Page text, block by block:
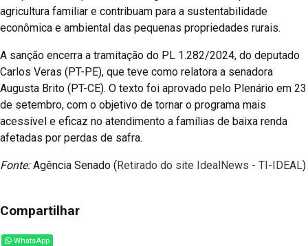
agricultura familiar e contribuam para a sustentabilidade
econômica e ambiental das pequenas propriedades rurais.
A sanção encerra a tramitação do PL 1.282/2024, do deputado
Carlos Veras (PT-PE), que teve como relatora a senadora
Augusta Brito (PT-CE). O texto foi aprovado pelo Plenário em 23
de setembro, com o objetivo de tornar o programa mais
acessível e eficaz no atendimento a famílias de baixa renda
afetadas por perdas de safra.
Fonte:Agência Senado (Retirado do site IdealNews - TI-IDEAL)
Compartilhar
WhatsApp